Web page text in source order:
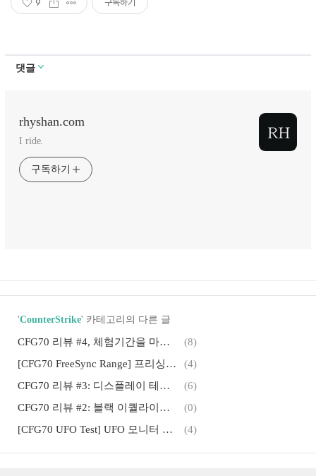
9 구독하기
댓글
rhyshan.com
I ride.
구독하기
'CounterStrike' 카테고리의 다른 글
CFG70 리뷰 #4, 체험기간을 마치며: 삼성 커브드 퀀텀닷 게이밍 모니터
(8)
[CFG70 FreeSync Range] 프리싱크 범위 정보(C24FG70)
(4)
CFG70 리뷰 #3: 디스플레이 테스트(Display Test)
(6)
CFG70 리뷰 #2: 블랙 이퀄라이저(Black Equalizer) 테스트
(0)
[CFG70 UFO Test] UFO 모니터 테스트(LC24FG70)
(4)
CFG70 리뷰 #1: 카스:글옵(CS:GO) 인게임 플레이
(1)